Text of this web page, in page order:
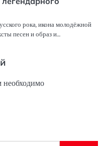
рока, икона молодёжной
песен и образ и…
необходимо